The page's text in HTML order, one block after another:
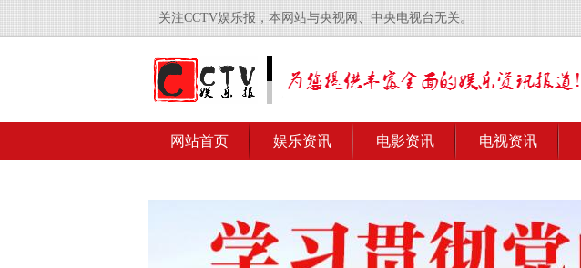
关注CCTV娱乐报，本网站与央视网、中央电视台无关。
网站首页 娱乐资讯 电影资讯 电视资讯